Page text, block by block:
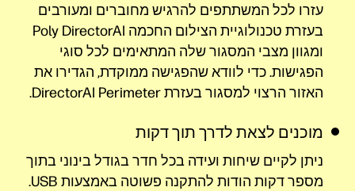
עזרו לכל המשתתפים להרגיש מחוברים ומעורבים
בעזרת טכנולוגיית הצילום החכמה Poly DirectorAI
ומגוון מצבי המסגור שלה המתאימים לכל סוגי
הפגישות. כדי לוודא שהפגישה ממוקדת, הגדירו את
האזור הרצוי למסגור בעזרת DirectorAI Perimeter.
מוכנים לצאת לדרך תוך דקות
ניתן לקיים שיחות ועידה בכל חדר בגודל בינוני בתוך
מספר דקות הודות להתקנה פשוטה באמצעות USB.